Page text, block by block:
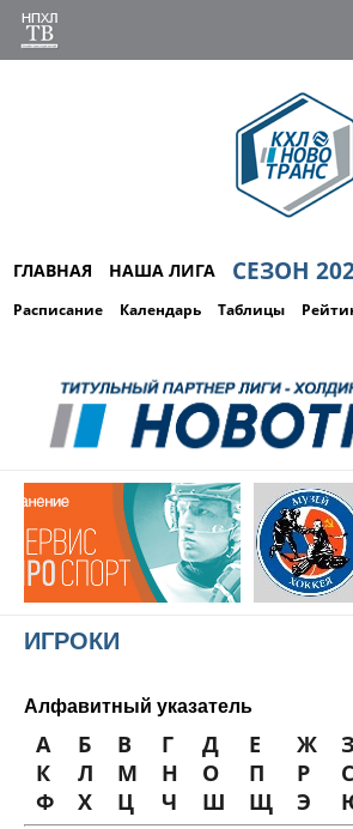
ГЛАВНАЯ НАША ЛИГА СЕЗОН
Расписание Календарь Таблицы
ИГРОКИ
Алфавитный указатель
А Б В Г Д Е Ж З
К
Л М Н О П Р С
Ф
Х Ц Ч Ш Щ Э